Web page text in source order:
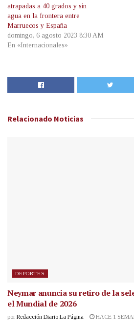
atrapadas a 40 grados y sin
agua en la frontera entre
Marruecos y España
domingo, 6 agosto 2023 8:30 AM
En «Internacionales»
Relacionado Noticias
DEPORTES
Neymar anuncia su retiro de la
el Mundial de 2026
por Redacción Diario La Página HACE 1